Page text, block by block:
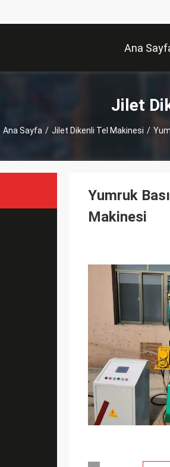
Ana
Jilet
Ana Sayfa / Jilet Dikenli Tel Makinesi /
Yumruk
Makinesi